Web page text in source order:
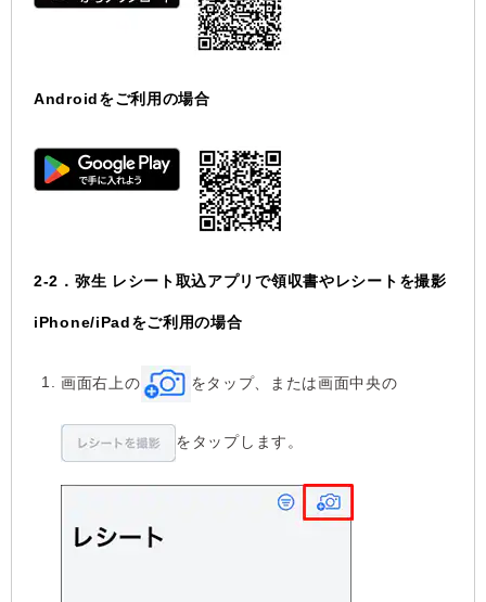
Androidをご利用の場合
2-2．弥生 レシート取込アプリで領収書やレシートを撮影
iPhone/iPadをご利用の場合
画面右上の をタップ、または画面中央の
をタップします。